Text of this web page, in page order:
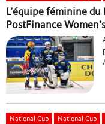
L’équipe féminine
PostFinance
National Cup National Cup